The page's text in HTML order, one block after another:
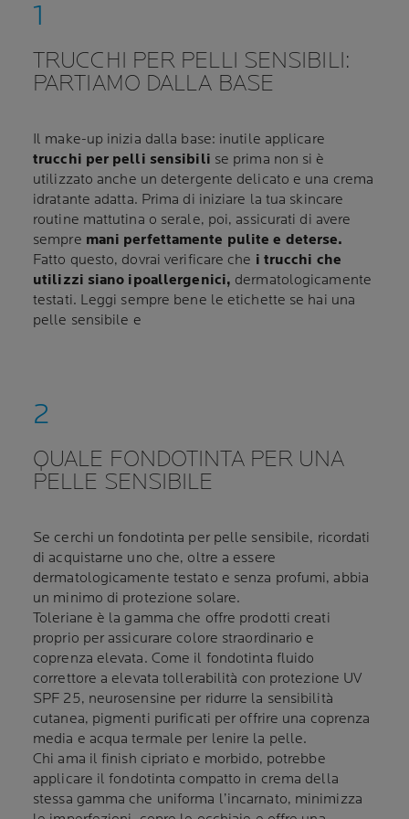
TRUCCHI PER PELLI SENSIBILI:
PARTIAMO DALLA BASE
Il make-up inizia dalla base: inutile applicare
trucchi per pelli sensibili se prima non si è
utilizzato anche un detergente delicato e una crema
idratante adatta. Prima di iniziare la tua skincare
routine mattutina o serale, poi, assicurati di avere
sempre mani perfettamente pulite e deterse.
Fatto questo, dovrai verificare che i trucchi che
utilizzi siano ipoallergenici, dermatologicamente
testati. Leggi sempre bene le etichette se hai una
pelle sensibile e
QUALE FONDOTINTA PER UNA
PELLE SENSIBILE
Se cerchi un fondotinta per pelle sensibile, ricordati
di acquistarne uno che, oltre a essere
dermatologicamente testato e senza profumi, abbia
un minimo di protezione solare.
Toleriane è la gamma che offre prodotti creati
proprio per assicurare colore straordinario e
coprenza elevata. Come il fondotinta fluido
correttore a elevata tollerabilità con protezione UV
SPF 25, neurosensine per ridurre la sensibilità
cutanea, pigmenti purificati per offrire una coprenza
media e acqua termale per lenire la pelle.
Chi ama il finish cipriato e morbido, potrebbe
applicare il fondotinta compatto in crema della
stessa gamma che uniforma l’incarnato, minimizza